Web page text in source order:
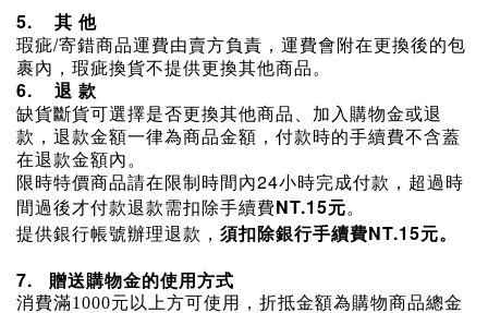
5.
其 他
瑕疵/寄錯商品運費由賣方負責，運費會附在更換後的包
裹內，瑕疵換貨不提供更換其他商品。
6.
退 款
缺貨斷貨可選擇是否更換其他商品、加入購物金或退
款，退款金額一律為商品金額，付款時的手續費不含蓋
在退款金額內。
限時特價商品請在限制時間內24小時完成付款，超過時
間過後才付款退款需扣除手續費NT.15元。
提供銀行帳號辦理退款， 須扣除銀行手續費NT.15元。
7. 贈送購物金的使用方式
消費滿1000元以上方可使用，折抵金額為購物商品總金